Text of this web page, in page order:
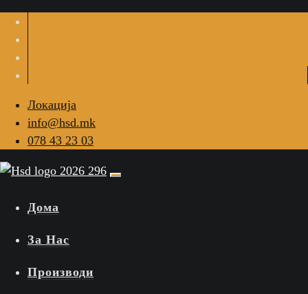
Локација
info@hsd.mk
078 43 23 03
Дома
За Нас
Производи